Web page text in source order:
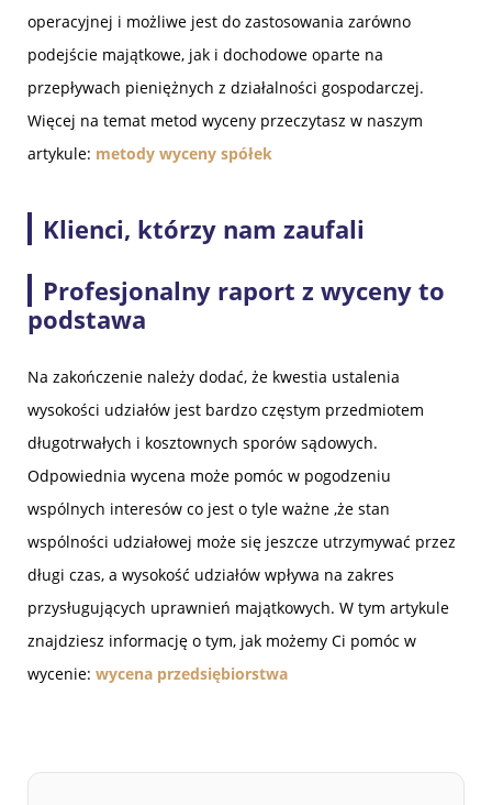
operacyjnej i możliwe jest do zastosowania zarówno
podejście majątkowe, jak i dochodowe oparte na
przepływach pieniężnych z działalności gospodarczej.
Więcej na temat metod wyceny przeczytasz w naszym
artykule: metody wyceny spółek
Klienci, którzy nam zaufali
Profesjonalny raport z wyceny to
podstawa
Na zakończenie należy dodać, że kwestia ustalenia
wysokości udziałów jest bardzo częstym przedmiotem
długotrwałych i kosztownych sporów sądowych.
Odpowiednia wycena może pomóc w pogodzeniu
wspólnych interesów co jest o tyle ważne ,że stan
wspólności udziałowej może się jeszcze utrzymywać przez
długi czas, a wysokość udziałów wpływa na zakres
przysługujących uprawnień majątkowych. W tym artykule
znajdziesz informację o tym, jak możemy Ci pomóc w
wycenie: wycena przedsiębiorstwa